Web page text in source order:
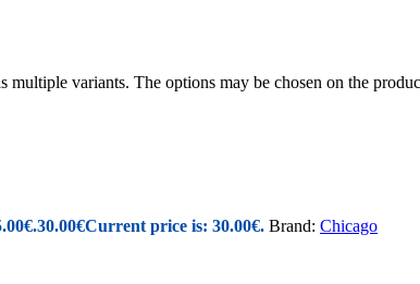
multiple variants. The options may be chosen on the
30.00€Current price is: 30.00€. Brand: Chicago